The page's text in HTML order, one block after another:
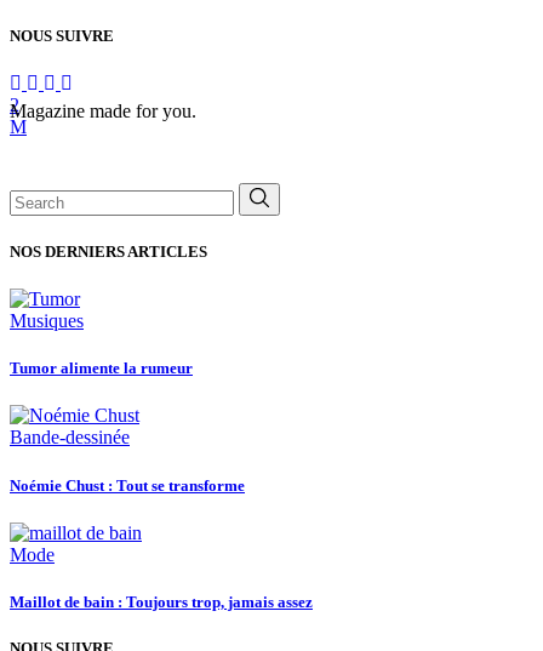
NOUS SUIVRE
Magazine made for you.
Search
for:
NOS DERNIERS ARTICLES
Musiques
Tumor alimente la rumeur
Bande-dessinée
Noémie Chust : Tout se transforme
Mode
Maillot de bain : Toujours trop, jamais assez